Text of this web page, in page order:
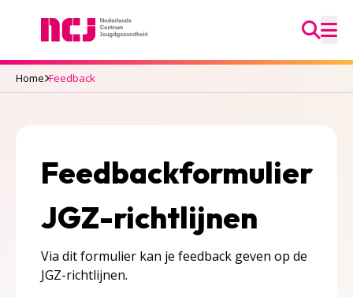
Ga
Home Feedback
Feedbackformulier
JGZ-richtlijnen
Via dit formulier kan je feedback geven op de
JGZ-richtlijnen.